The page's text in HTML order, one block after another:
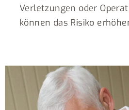
Verletzungen oder
können das Risiko